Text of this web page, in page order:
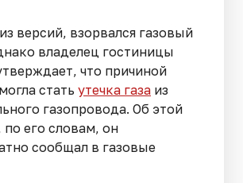
версий, взорвался газовый
владелец гостиницы
что причиной
стать утечка газа из
газопровода. Об этой
по его словам, он
сообщал в газовые